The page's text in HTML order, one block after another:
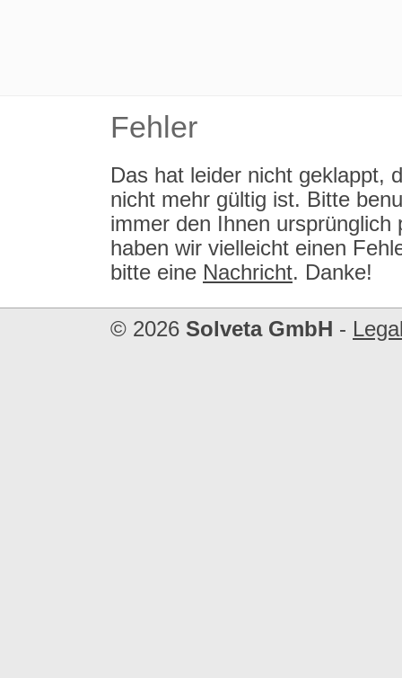
Fehler
Das hat leider nicht geklappt,
nicht mehr gültig ist. Bitte
immer den Ihnen
haben wir vielleicht einen
bitte eine Nachricht. Danke!
© 2026 Solveta GmbH -